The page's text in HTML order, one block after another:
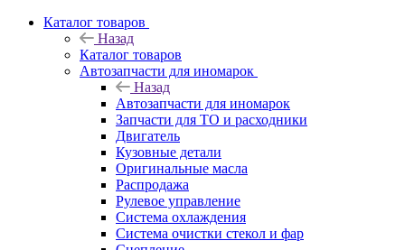
Каталог товаров
Назад
Каталог товаров
Автозапчасти для иномарок
Назад
Автозапчасти для иномарок
Запчасти для ТО и расходники
Двигатель
Кузовные детали
Оригинальные масла
Распродажа
Рулевое управление
Система охлаждения
Система очистки стекол и фар